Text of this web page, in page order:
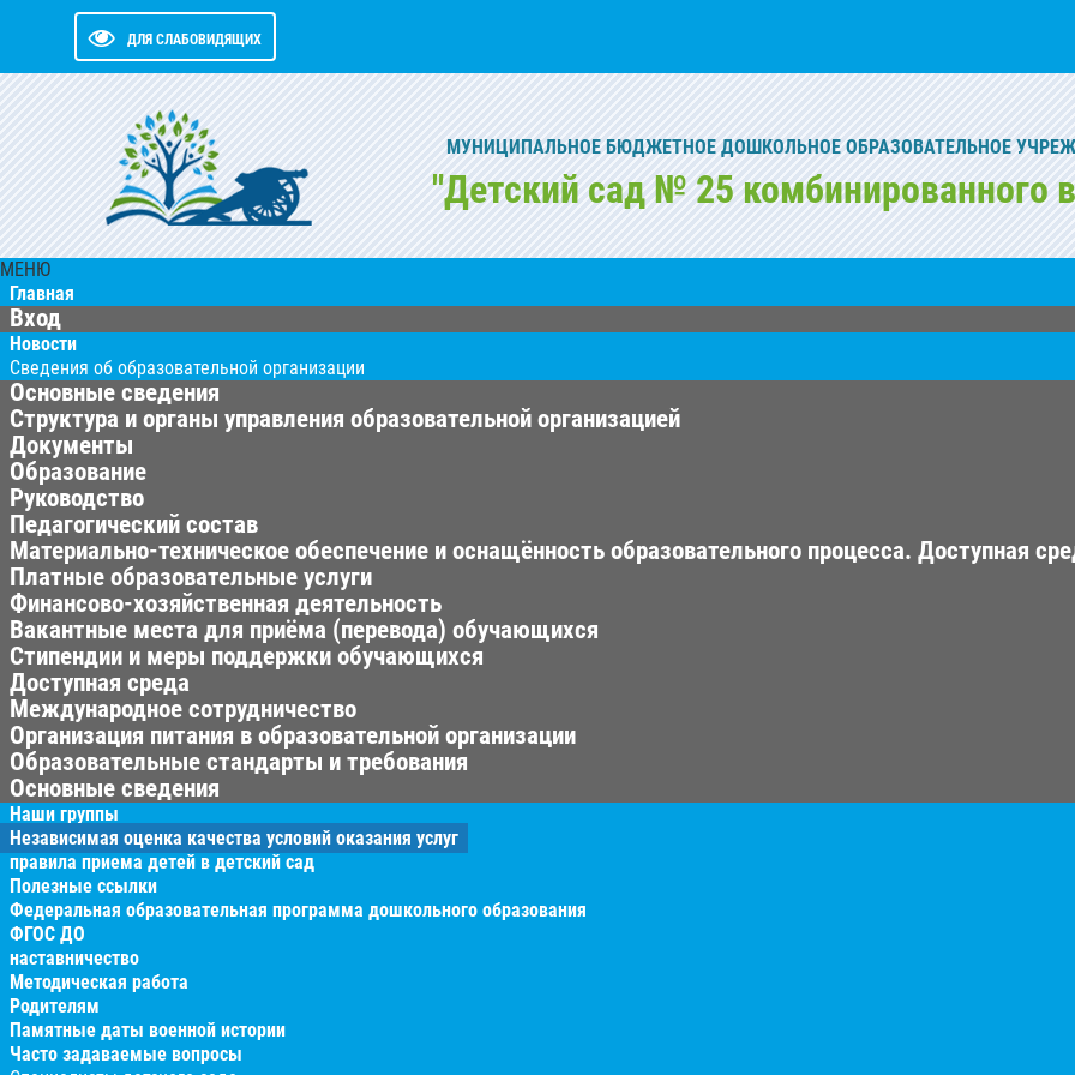
ДЛЯ СЛАБОВИДЯЩИХ
МУНИЦИПАЛЬНОЕ БЮДЖЕТНОЕ ДОШКОЛЬНОЕ ОБРАЗОВАТЕЛЬНОЕ
"Детский сад № 25 комбинированного
МЕНЮ
Главная
Вход
Новости
Сведения об образовательной организации
Основные сведения
Структура и органы управления образовательной организацией
Документы
Образование
Руководство
Педагогический состав
Материально-техническое обеспечение и оснащённость образовательного процесса. Доступная
Платные образовательные услуги
Финансово-хозяйственная деятельность
Вакантные места для приёма (перевода) обучающихся
Стипендии и меры поддержки обучающихся
Доступная среда
Международное сотрудничество
Организация питания в образовательной организации
Образовательные стандарты и требования
Основные сведения
Наши группы
Независимая оценка качества условий оказания услуг
правила приема детей в детский сад
Полезные ссылки
Федеральная образовательная программа дошкольного образования
ФГОС ДО
наставничество
Методическая работа
Родителям
Памятные даты военной истории
Часто задаваемые вопросы